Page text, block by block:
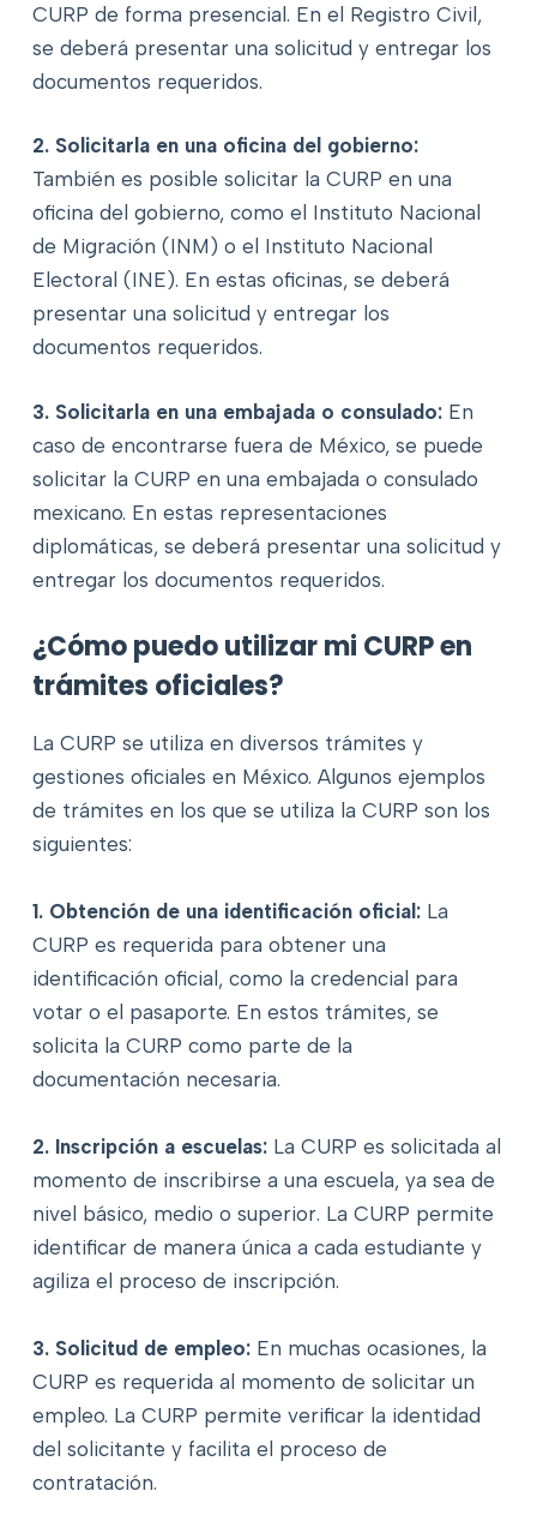
CURP de forma presencial. En el Registro Civil,
se deberá presentar una solicitud y entregar los
documentos requeridos.
2. Solicitarla en una oficina del gobierno:
También es posible solicitar la CURP en una
oficina del gobierno, como el Instituto Nacional
de Migración (INM) o el Instituto Nacional
Electoral (INE). En estas oficinas, se deberá
presentar una solicitud y entregar los
documentos requeridos.
3. Solicitarla en una embajada o consulado:En
caso de encontrarse fuera de México, se puede
solicitar la CURP en una embajada o consulado
mexicano. En estas representaciones
diplomáticas, se deberá presentar una solicitud y
entregar los documentos requeridos.
¿Cómo puedo utilizar mi CURP en
trámites oficiales?
La CURP se utiliza en diversos trámites y
gestiones oficiales en México. Algunos ejemplos
de trámites en los que se utiliza la CURP son los
siguientes:
1. Obtención de una identificación oficial: La
CURP es requerida para obtener una
identificación oficial, como la credencial para
votar o el pasaporte. En estos trámites, se
solicita la CURP como parte de la
documentación necesaria.
2. Inscripción a escuelas:La CURP es solicitada al
momento de inscribirse a una escuela, ya sea de
nivel básico, medio o superior. La CURP permite
identificar de manera única a cada estudiante y
agiliza el proceso de inscripción.
3. Solicitud de empleo: En muchas ocasiones, la
CURP es requerida al momento de solicitar un
empleo. La CURP permite verificar la identidad
del solicitante y facilita el proceso de
contratación.